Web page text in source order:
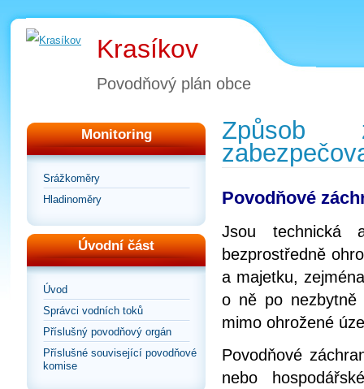
Krasíkov
Povodňový plán obce
Monitoring
Srážkoměry
Hladinoměry
Úvodní část
Úvod
Správci vodních toků
Příslušný povodňový orgán
Příslušné související povodňové
komise
Způsob
Povodňové
Jsou technická
bezprostředně
a majetku,
o ně po nezbytně
mimo ohrožené
Povodňové
nebo